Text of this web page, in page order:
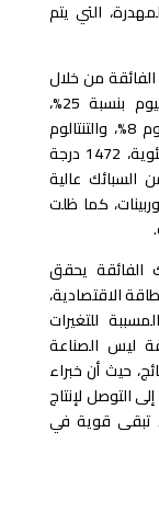
التي يتم
من خلال
تركيبة تضم الألومنيوم بنسبة 42%، والتيتانيوم بنسبة 25%،
والنيوبيوم 13%، والزركونيوم 8%، والموليبدينوم 8%، والتنتالوم
4%، وكانت أكثر قوة عند حرارة 800 درجة مئوية، 1472 درجة
السبائك عالية
كما ظلت
.
الفائقة يحقق
الاقتصادية،
للتغيرات
ليس الصناعة
حيث أن خبراء
التوصل لإنتاج
تبقى قوية في